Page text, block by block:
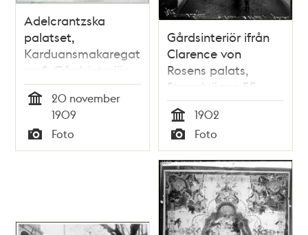
Adelcrantzska
palatset,
Karduansmakaregatan
n:r 8. Gårdsinteriör
mot väster
20 november
1909
Typ
Foto
Gårdsinteriör ifrån
Clarence von
Rosens palats,
Strandvägen 55
Tid
1902
Typ
Foto